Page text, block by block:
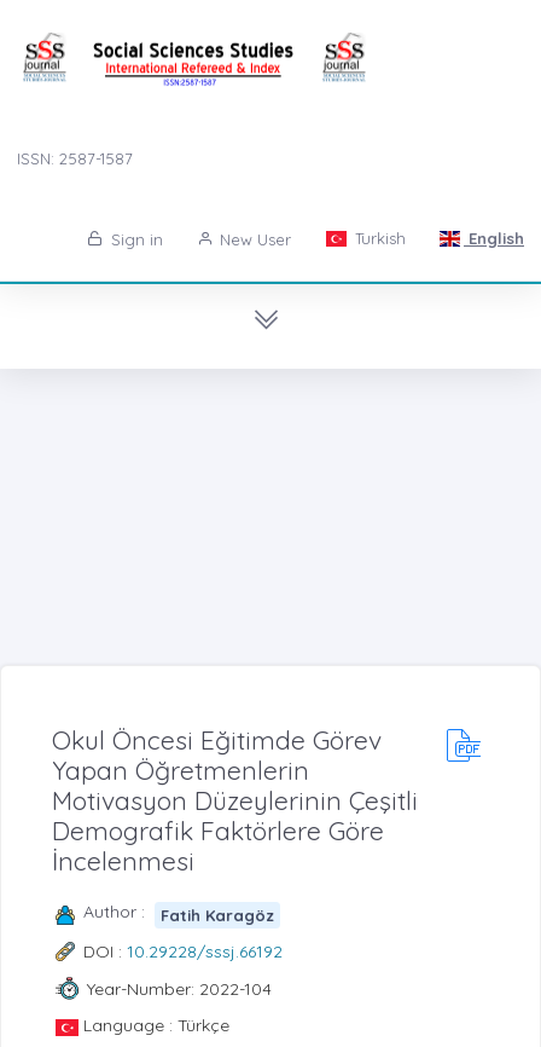
ISSN: 2587-1587
Sign in New User Turkish English
Okul Öncesi Eğitimde Görev
Yapan Öğretmenlerin
Motivasyon Düzeylerinin Çeşitli
Demografik Faktörlere Göre
İncelenmesi
Author : Fatih Karagöz
DOI : 10.29228/sssj.66192
Year-Number: 2022-104
Language : Türkçe